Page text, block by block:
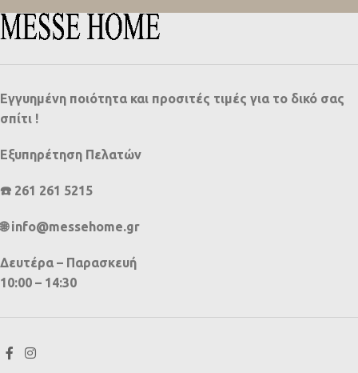
Εγγυημένη ποιότητα και προσιτές τιμές για το δικό σας
σπίτι !
Εξυπηρέτηση Πελατών
☎️ 261 261 5215
🌐 info@messehome.gr
Δευτέρα – Παρασκευή
10:00 – 14:30